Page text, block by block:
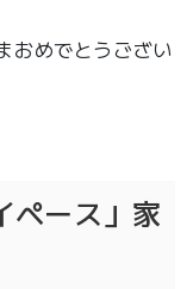
おめでとうござい
ペース」家